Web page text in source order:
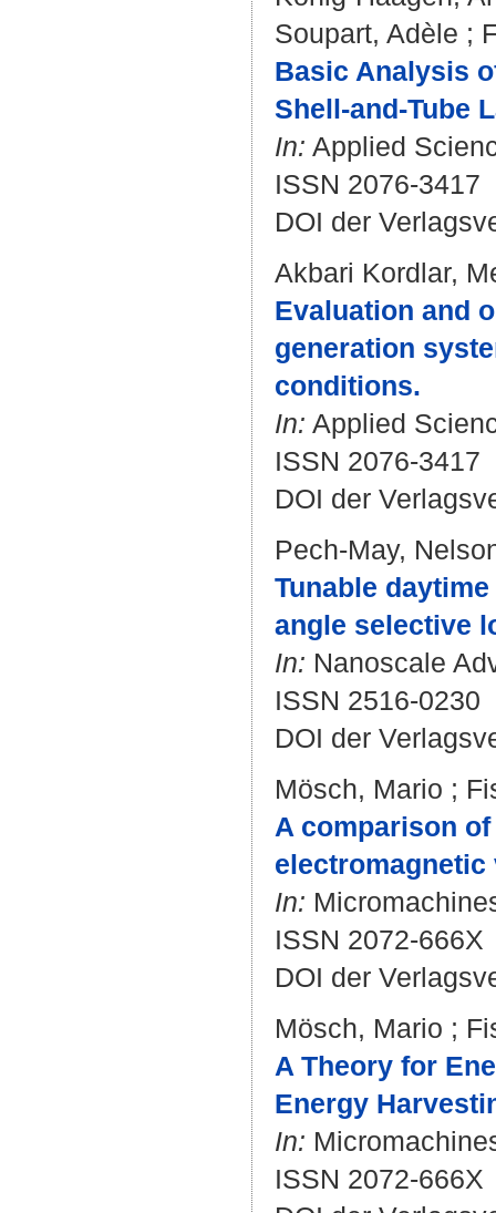
Soupart, Adèle ;
Basic Analysis
Shell-and-Tube
In: Applied
ISSN 2076-3417
DOI der
Akbari Kordlar,
Evaluation and
generation
conditions.
In: Applied
ISSN 2076-3417
DOI der
Pech-May,
Tunable
angle selective
In: Nanoscale
ISSN 2516-0230
DOI der
Mösch, Mario ;
A comparison
In:
ISSN 2072-666X
DOI der
Mösch, Mario ;
A Theory for
Energy
In:
ISSN 2072-666X